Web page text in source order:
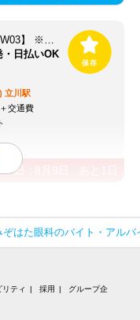
株式会社ビッグワーク 採用センター【BW03】 ※立川エリア
・日払いOK
立川駅
交通費
了日：
ぞはた眼科のバイト・アルバ
ティ 採用
グループ企